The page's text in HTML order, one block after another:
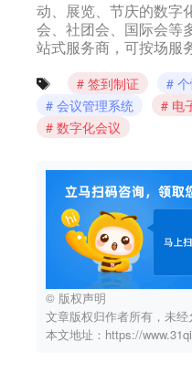
动、展览、节庆的数字
会、社团会、国际会等
站式服务商，可按场服
签到制证
会议管理系统
电
数字化会议
© 版权声明
文章版权归作者所有，未经
本文地址：https://